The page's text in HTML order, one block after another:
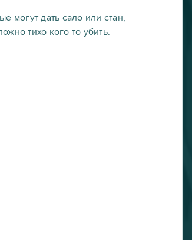
могут дать сало или стан,
тихо кого то убить.